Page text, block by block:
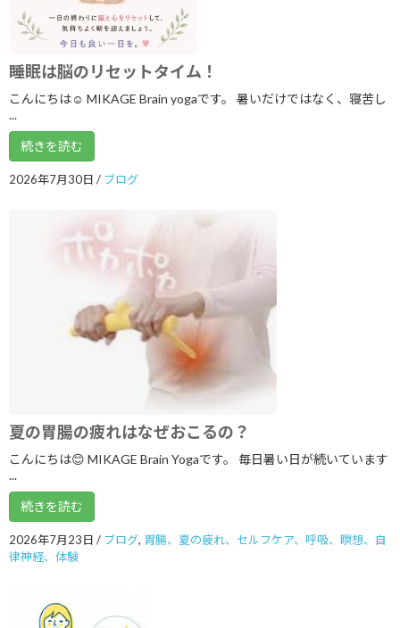
2024年7月
2023年11月
2023年8月
2023年6月
2023年4月
2022年9月
2022年7月
2022年6月
2022年4月
睡眠は脳のリセットタイム！
こんにちは☺ MIKAGE Brain yogaです。 暑いだけではなく、寝苦し
...
続きを読む
2026年7月30日 / ブログ
夏の胃腸の疲れはなぜおこるの？
こんにちは😊 MIKAGE Brain Yogaです。 毎日暑い日が続いています
...
続きを読む
2026年7月23日 / ブログ, 胃腸、夏の疲れ、セルフケア、呼吸、瞑想、自
律神経、体験